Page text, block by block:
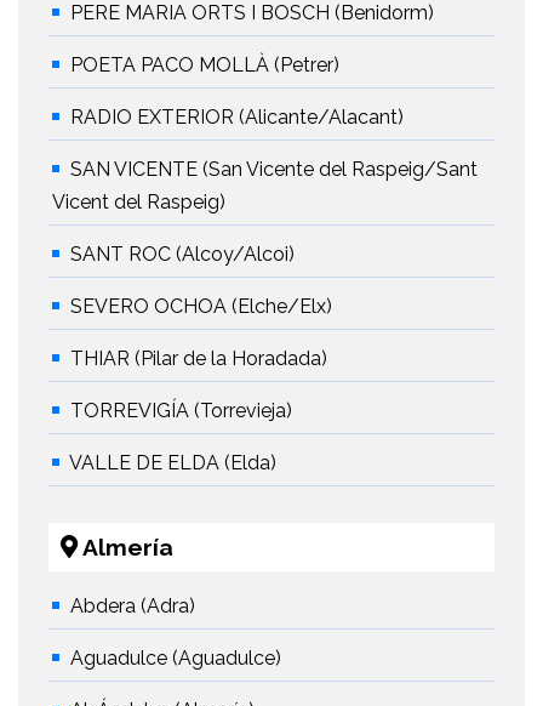
PERE MARIA ORTS I BOSCH (Benidorm)
POETA PACO MOLLÀ (Petrer)
RADIO EXTERIOR (Alicante/Alacant)
SAN VICENTE (San Vicente del Raspeig/Sant
Vicent del Raspeig)
SANT ROC (Alcoy/Alcoi)
SEVERO OCHOA (Elche/Elx)
THIAR (Pilar de la Horadada)
TORREVIGÍA (Torrevieja)
VALLE DE ELDA (Elda)
Almería
Abdera (Adra)
Aguadulce (Aguadulce)